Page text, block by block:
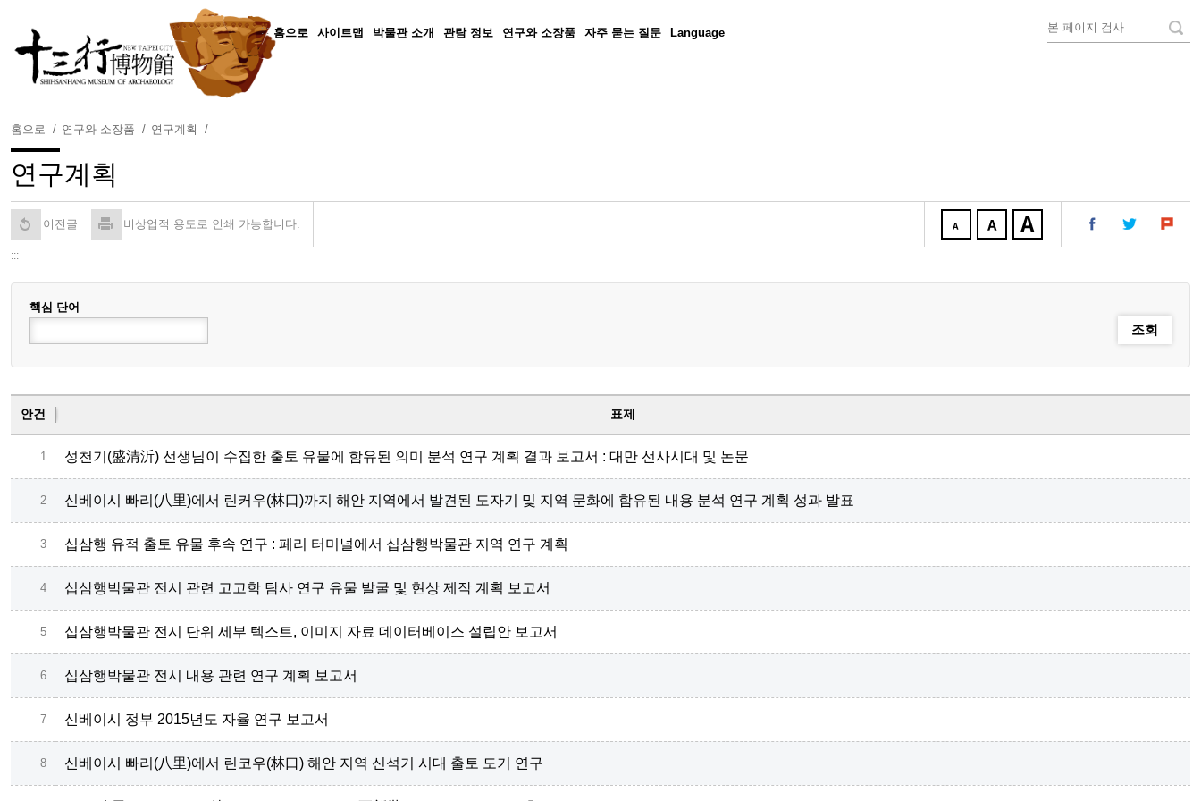
::: 홈으로 사이트맵 박물관 소개 관람 정보 연구와 소장품 자주 묻는 질문 Language
홈으로 연구와 소장품 연구계획
연구계획
이전글 비상업적 용도로 인쇄 가능합니다.
:::
핵심 단어
안건 표제
1 성천기(盛清沂) 선생님이 수집한 출토 유물에 함유된 의미 분석 연구 계획 결과 보고서 : 대만 선사시대 및 논문
2 신베이시 빠리(八里)에서 린커우(林口)까지 해안 지역에서 발견된 도자기 및 지역 문화에 함유된 내용 분석 연구 계획 성과 발표
3 십삼행 유적 출토 유물 후속 연구 : 페리 터미널에서 십삼행박물관 지역 연구 계획
4 십삼행박물관 전시 관련 고고학 탐사 연구 유물 발굴 및 현상 제작 계획 보고서
5 십삼행박물관 전시 단위 세부 텍스트, 이미지 자료 데이터베이스 설립안 보고서
6 십삼행박물관 전시 내용 관련 연구 계획 보고서
7 신베이시 정부 2015년도 자율 연구 보고서
8 신베이시 빠리(八里)에서 린코우(林口) 해안 지역 신석기 시대 출토 도기 연구